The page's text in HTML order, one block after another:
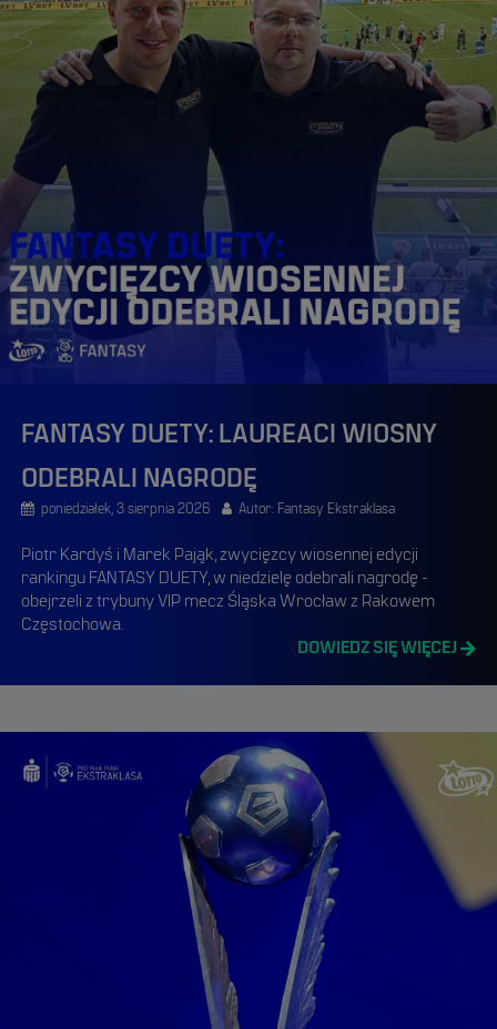
FANTASY DUETY: LAUREACI WIOSNY
ODEBRALI NAGRODĘ
poniedziałek, 3 sierpnia 2026 Autor: Fantasy Ekstraklasa
Piotr Kardyś i Marek Pająk, zwycięzcy wiosennej edycji
rankingu FANTASY DUETY, w niedzielę odebrali nagrodę -
obejrzeli z trybuny VIP mecz Śląska Wrocław z Rakowem
Częstochowa.
DOWIEDZ SIĘ WIĘCEJ